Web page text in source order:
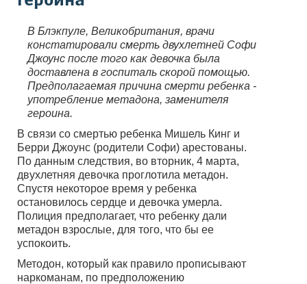
В Блэкпуле, Великобритания, врачи
констатировали смерть двухлетней Софи
Джоунс после того как девочка была
доставлена в госпиталь скорой помощью.
Предполагаемая причина смерти ребенка -
употребление метадона, заменителя
героина.
В связи со смертью ребенка Мишель Кинг и
Берри Джоунс (родители Софи) арестованы.
По данным следствия, во вторник, 4 марта,
двухлетняя девочка проглотила метадон.
Спустя некоторое время у ребенка
остановилось сердце и девочка умерла.
Полиция предполагает, что ребенку дали
метадон взрослые, для того, что бы ее
успокоить.
Методон, который как правило прописывают
наркоманам, по предположению